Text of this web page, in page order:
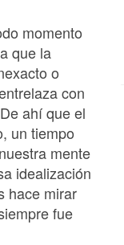
momento
que la
o
con
ahí que el
un tiempo
mente
idealización
hace mirar
fue